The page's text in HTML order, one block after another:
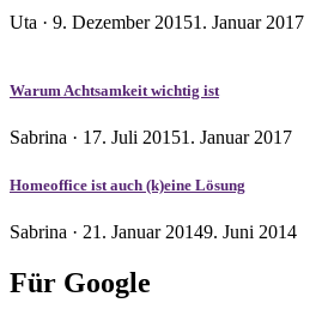
Uta · Veröffentlicht
9. Dezember 20151. Januar 2017
Warum Achtsamkeit wichtig ist
Sabrina · Veröffentlicht
17. Juli 20151. Januar 2017
Homeoffice ist auch (k)eine Lösung
Sabrina · Veröffentlicht
21. Januar 20149. Juni 2014
Für Google